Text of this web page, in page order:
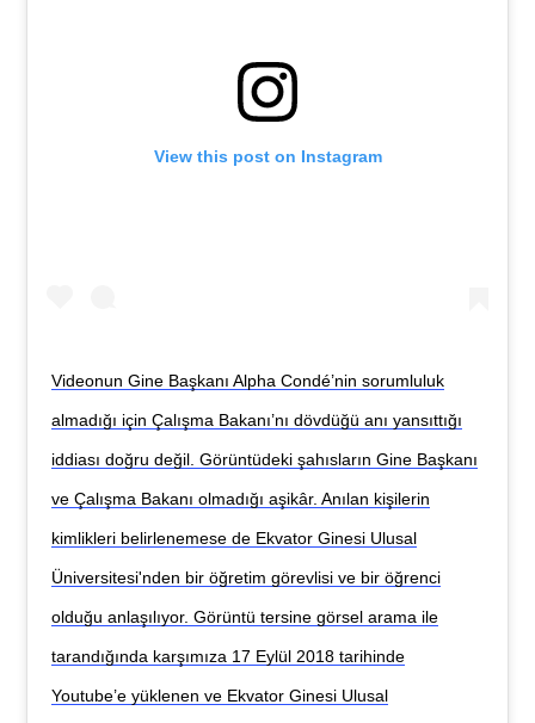
View this post on Instagram
Videonun Gine Başkanı Alpha Condé’nin sorumluluk
almadığı için Çalışma Bakanı’nı dövdüğü anı yansıttığı
iddiası doğru değil. Görüntüdeki şahısların Gine Başkanı
ve Çalışma Bakanı olmadığı aşikâr. Anılan kişilerin
kimlikleri belirlenemese de Ekvator Ginesi Ulusal
Üniversitesi'nden bir öğretim görevlisi ve bir öğrenci
olduğu anlaşılıyor. Görüntü tersine görsel arama ile
tarandığında karşımıza 17 Eylül 2018 tarihinde
Youtube’e yüklenen ve Ekvator Ginesi Ulusal